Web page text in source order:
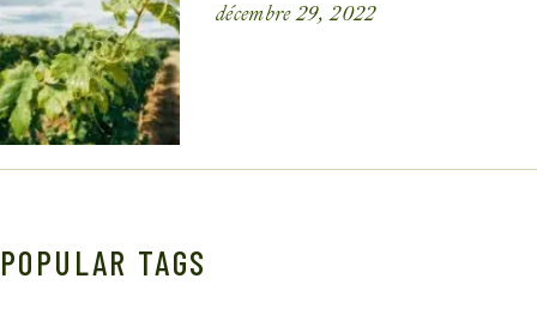
décembre 29, 2022
POPULAR TAGS